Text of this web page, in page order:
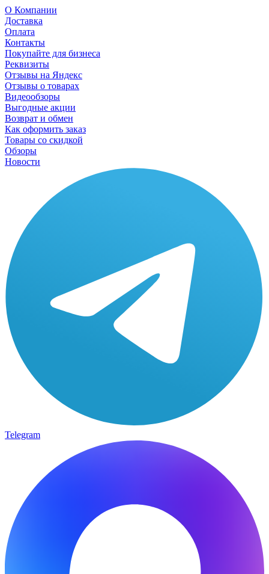
О Компании
Доставка
Оплата
Контакты
Покупайте для бизнеса
Реквизиты
Отзывы на Яндекс
Отзывы о товарах
Видеообзоры
Выгодные акции
Возврат и обмен
Как оформить заказ
Товары со скидкой
Обзоры
Новости
Telegram